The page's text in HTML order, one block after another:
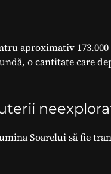
aproximativ
o cantitate care
Soarelui să fie